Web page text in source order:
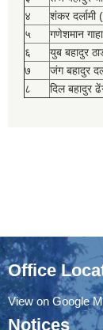
४
शंकर दर्लामी
५
गणेशमान गाहा
६
युब बहादुर
७
जंग बहादुर
८
दिल बहादुर
Office
View on Google
Notices